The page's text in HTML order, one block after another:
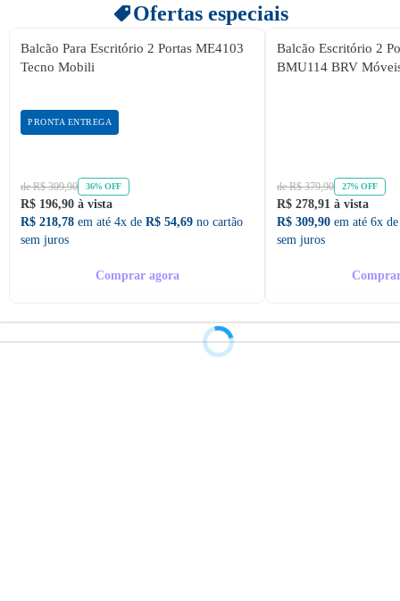
Ofertas especiais
Balcão Para Escritório 2 Portas ME4103
Tecno Mobili
PRONTA ENTREGA
de R$ 309,90 36% OFF
R$ 196,90 à vista
R$ 218,78 em até 4x de R$ 54,69 no cartão
sem juros
Comprar agora
Balcão Escritório 2
BMU114 BRV
de R$ 379,90 27% OFF
R$ 278,91 à vista
R$ 309,90 em até 6x
sem juros